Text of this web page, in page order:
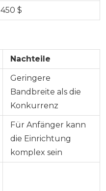
450 $
Nachteile
Geringere
Bandbreite als die
Konkurrenz
Für Anfänger kann
die Einrichtung
komplex sein